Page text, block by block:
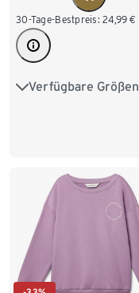
30-Tage-Bestpreis: 24,99 €
Verfügbare Größen
122/128 134/140